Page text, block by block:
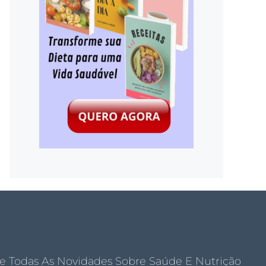
Todas As Novidades Sobre Saúde E Nutrição